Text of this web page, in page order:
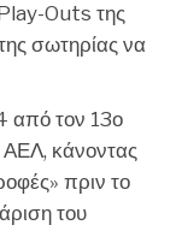
Outs της
σωτηρίας να
από τον 13ο
κάνοντας
πριν το
του